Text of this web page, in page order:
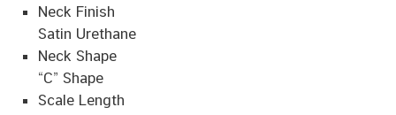
Neck Finish
Satin Urethane
Neck Shape
“C” Shape
Scale Length